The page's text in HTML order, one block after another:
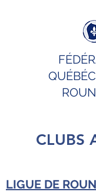
CLUBS
LIGUE DE